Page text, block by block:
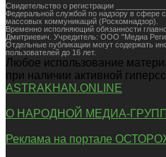
Свидетельство о регистрации
Федеральной службой по надзору в сфере
массовых коммуникаций (Роскомнадзор).
Временно исполняющий обязанности
Дмитриевич. Учредитель: ООО "Медиа
Отдельные публикации могут содержать
пользователей до 16 лет.
Любое использование
при наличии активной
ASTRAKHAN.ONLINE
О НАРОДНОЙ МЕДИА-
Реклама на портале